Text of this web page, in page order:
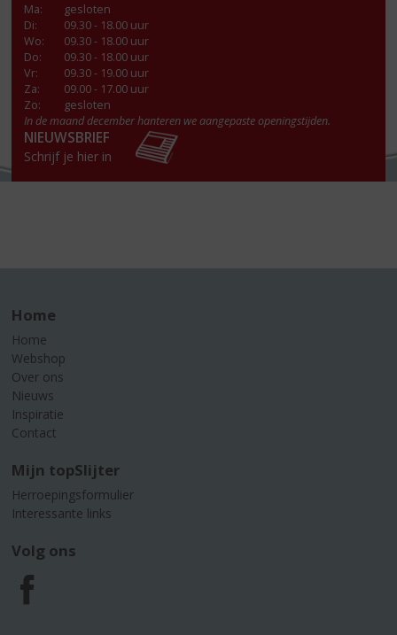
Ma:
gesloten
Di:
09.30 - 18.00 uur
Wo:
09.30 - 18.00 uur
Do:
09.30 - 18.00 uur
Vr:
09.30 - 19.00 uur
Za:
09.00 - 17.00 uur
Zo:
gesloten
In de maand december hanteren we aangepaste openingstijden.
NIEUWSBRIEF
Schrijf je hier in
Home
Home
Webshop
Over ons
Nieuws
Inspiratie
Contact
Mijn topSlijter
Herroepingsformulier
Interessante links
Volg ons
F